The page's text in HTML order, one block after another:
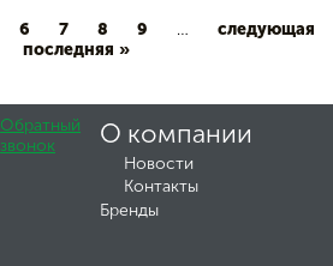
6 7 8 9 …
следующая
последняя »
Обратный
звонок
О компании
Новости
Контакты
Бренды